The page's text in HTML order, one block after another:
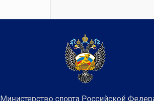
Министерство спорта Российской